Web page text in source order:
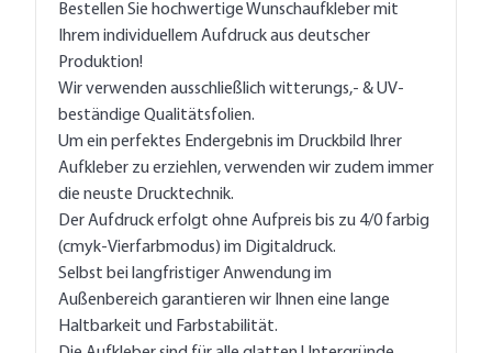
Bestellen Sie hochwertige Wunschaufkleber mit
Ihrem individuellem Aufdruck aus deutscher
Produktion!
Wir verwenden ausschließlich witterungs,- & UV-
beständige Qualitätsfolien.
Um ein perfektes Endergebnis im Druckbild Ihrer
Aufkleber zu erziehlen, verwenden wir zudem immer
die neuste Drucktechnik.
Der Aufdruck erfolgt ohne Aufpreis bis zu 4/0 farbig
(cmyk-Vierfarbmodus) im Digitaldruck.
Selbst bei langfristiger Anwendung im
Außenbereich garantieren wir Ihnen eine lange
Haltbarkeit und Farbstabilität.